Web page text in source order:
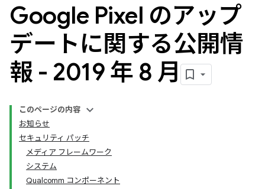
Google Pixel のアップ
デートに関する公開情
報 - 2019 年 8 月
このページの内容
お知らせ
セキュリティ パッチ
メディア フレームワーク
システム
Qualcomm コンポーネント